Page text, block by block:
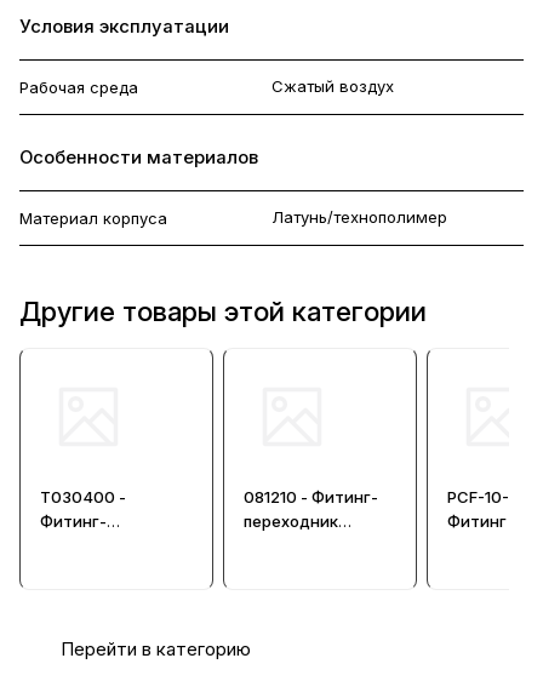
Условия эксплуатации
Рабочая среда Сжатый воздух
Особенности материалов
Материал корпуса Латунь/технополимер
Другие товары этой категории
T030400 -
Фитинг-
081210 - Фитинг-
переходник
PCF-10-
Фитинг
Перейти в категорию